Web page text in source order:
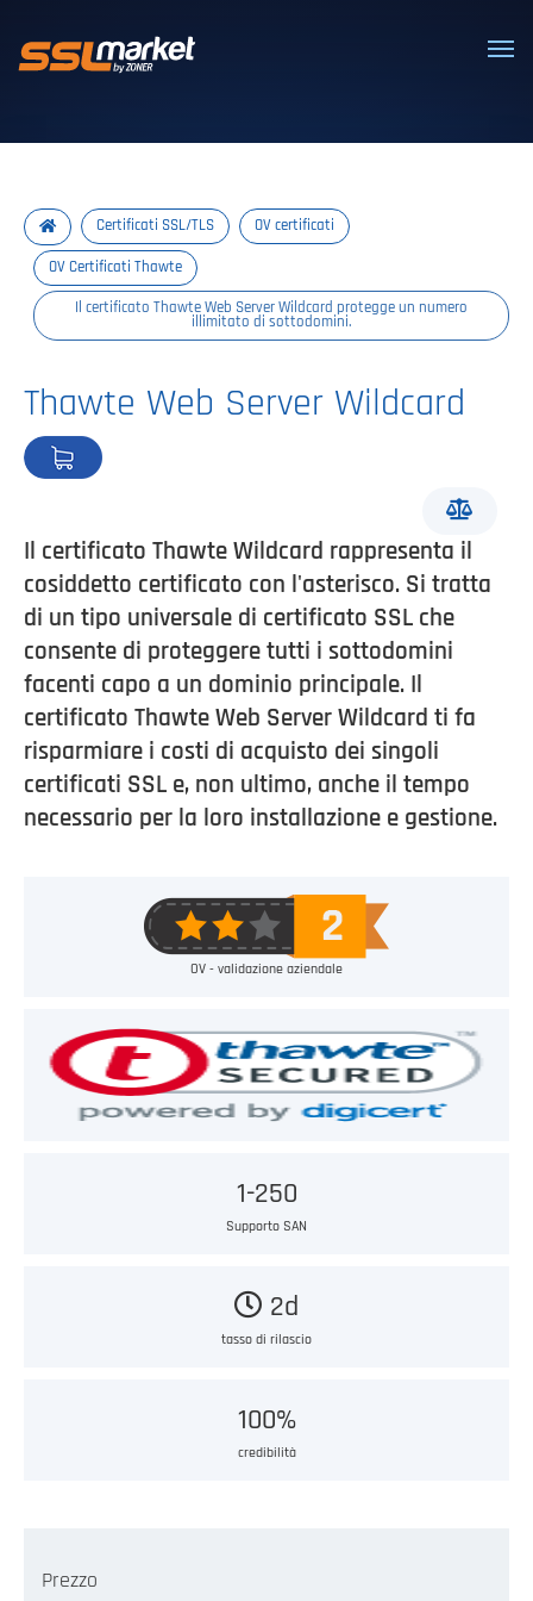
Certificati SSL/TLS OV certificati
OV Certificati Thawte
Il certificato Thawte Web Server Wildcard protegge un numero
illimitato di sottodomini.
Thawte Web Server Wildcard
Il certificato Thawte Wildcard rappresenta il
cosiddetto certificato con l'asterisco. Si tratta
di un tipo universale di certificato SSL che
consente di proteggere tutti i sottodomini
facenti capo a un dominio principale. Il
certificato Thawte Web Server Wildcard ti fa
risparmiare i costi di acquisto dei singoli
certificati SSL e, non ultimo, anche il tempo
necessario per la loro installazione e gestione.
OV - validazione aziendale
1-250
Supporto SAN
2d
tasso di rilascio
100%
credibilità
Prezzo